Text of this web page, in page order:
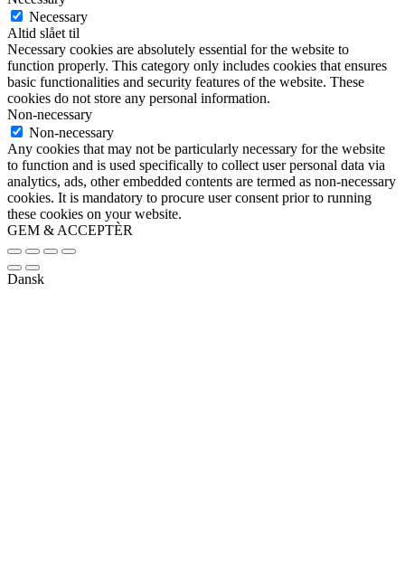
Necessary
Altid slået til
Necessary cookies are absolutely essential for the website to
function properly. This category only includes cookies that ensures
basic functionalities and security features of the website. These
cookies do not store any personal information.
Non-necessary
Non-necessary
Any cookies that may not be particularly necessary for the website
to function and is used specifically to collect user personal data via
analytics, ads, other embedded contents are termed as non-necessary
cookies. It is mandatory to procure user consent prior to running
these cookies on your website.
GEM & ACCEPTÈR
Dansk